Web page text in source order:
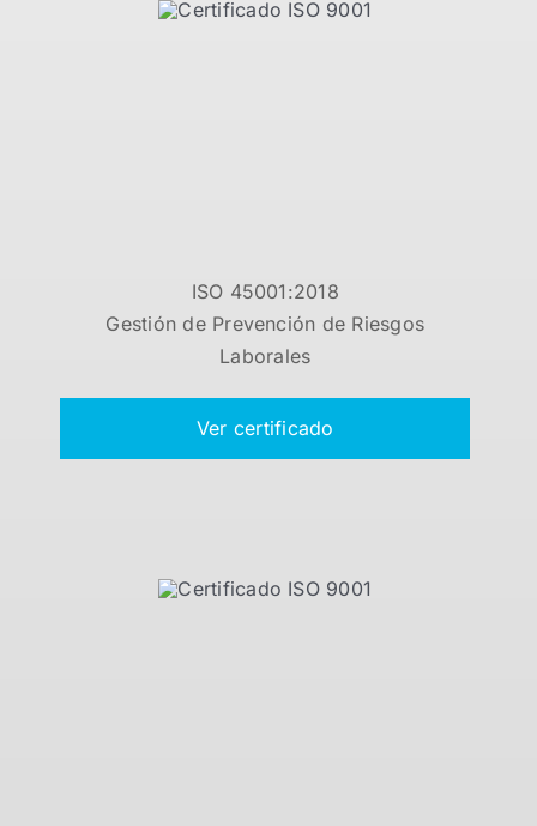
ISO 45001:2018
Gestión de Prevención de Riesgos
Laborales
Ver certificado